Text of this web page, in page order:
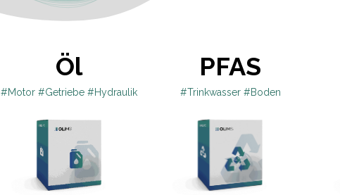
Öl
#Motor #Getriebe #Hydraulik
PFAS
#Trinkwasser #Boden